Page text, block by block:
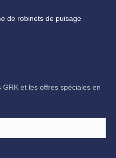
de robinets de puisage
et les offres spéciales en